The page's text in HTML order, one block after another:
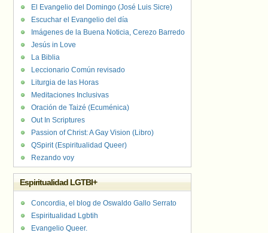
El Evangelio del Domingo (José Luis Sicre)
Escuchar el Evangelio del día
Imágenes de la Buena Noticia, Cerezo Barredo
Jesús in Love
La Biblia
Leccionario Común revisado
Liturgia de las Horas
Meditaciones Inclusivas
Oración de Taizé (Ecuménica)
Out In Scriptures
Passion of Christ: A Gay Vision (Libro)
QSpirit (Espiritualidad Queer)
Rezando voy
Espiritualidad LGTBI+
Concordia, el blog de Oswaldo Gallo Serrato
Espiritualidad Lgbtih
Evangelio Queer.